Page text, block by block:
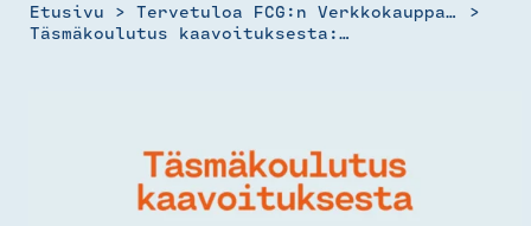
Etusivu > Tervetuloa FCG:n Verkkokauppaan >
Täsmäkoulutus kaavoituksesta: prosessit, tasot ja vaikuttamismahdollisuudet